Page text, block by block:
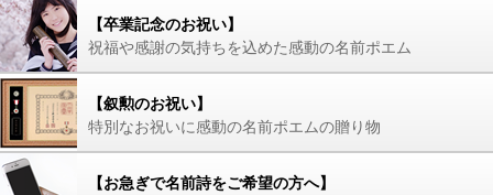
【卒業記念のお祝い】
祝福や感謝の気持ちを込めた感動の名前ポエム
【叙勲のお祝い】
特別なお祝いに感動の名前ポエムの贈り物
【お急ぎで名前詩をご希望の方へ】